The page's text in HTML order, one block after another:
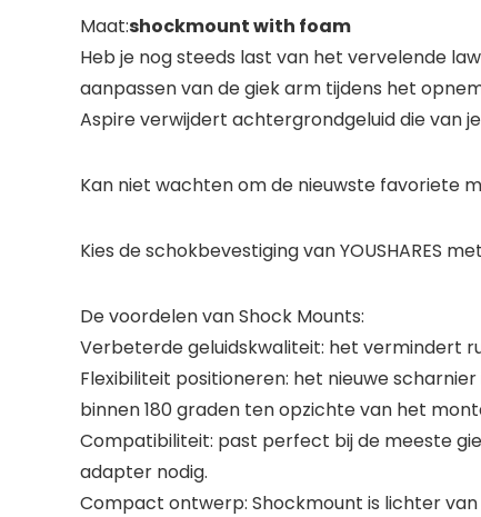
Maat:shockmount with foam
Heb je nog steeds last van het vervelende
aanpassen van de giek arm tijdens het
Aspire verwijdert achtergrondgeluid die van
Kan niet wachten om de nieuwste favoriete
Kies de schokbevestiging van YOUSHARES
De voordelen van Shock Mounts:
Verbeterde geluidskwaliteit: het vermindert
Flexibiliteit positioneren: het nieuwe
binnen 180 graden ten opzichte van het
Compatibiliteit: past perfect bij de meeste
adapter nodig.
Compact ontwerp: Shockmount is lichter